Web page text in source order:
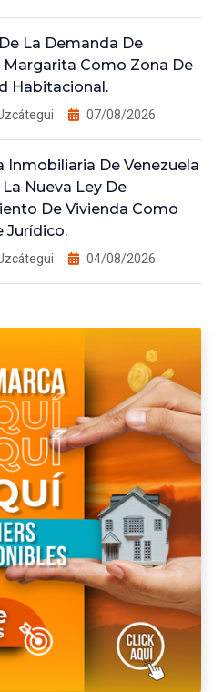
La Demanda De
Margarita Como Zona De
Habitacional.
07/08/2026
Inmobiliaria De Venezuela
Nueva Ley De
De Vivienda Como
Jurídico.
04/08/2026